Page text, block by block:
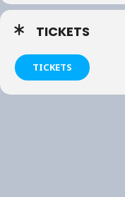
TICKETS
TICKETS